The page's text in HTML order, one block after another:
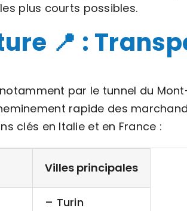
plus courts possibles.
📍 :
par le tunnel du
rapide des
clés en Italie et en France :
Villes principales
– Turin